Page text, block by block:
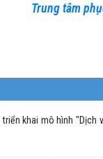
Trung tâm
triển khai mô hình "Dịch